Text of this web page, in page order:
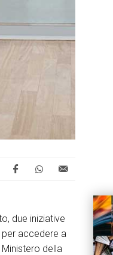
due iniziative
accedere a
della